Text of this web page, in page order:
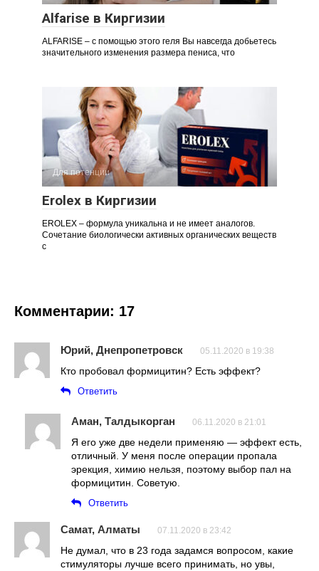
Alfarise в Киргизии
ALFARISE – с помощью этого геля Вы навсегда добьетесь
значительного изменения размера пениса, что
Для потенции
Erolex в Киргизии
EROLEX – формула уникальна и не имеет аналогов.
Сочетание биологически активных органических веществ
с
Комментарии: 17
Юрий, Днепропетровск 05.11.2020 в 19:38
Кто пробовал формицитин? Есть эффект?
Ответить
Аман, Талдыкорган 06.11.2020 в 21:01
Я его уже две недели применяю — эффект есть,
отличный. У меня после операции пропала
эрекция, химию нельзя, поэтому выбор пал на
формицитин. Советую.
Ответить
Самат, Алматы 07.11.2020 в 23:42
Не думал, что в 23 года задамся вопросом, какие
стимуляторы лучше всего принимать, но увы,